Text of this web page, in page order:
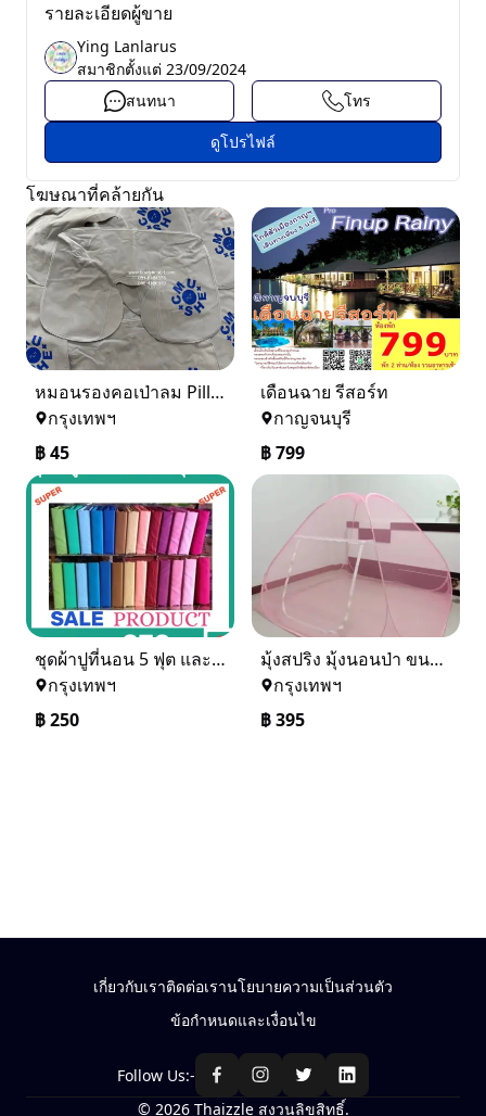
รายละเอียดผู้ขาย
Ying Lanlarus
สมาชิกตั้งแต่ 23/09/2024
สนทนา
โทร
ดูโปรไฟล์
โฆษณาที่คล้ายกัน
หมอนรองคอเป่าลม Pillow ผ้ากำมะหยี่ พร้อมสกรีนโลโก้ 0816484576
กรุงเทพฯ
฿45
เดือนฉาย รีสอร์ท
กาญจนบุรี
฿799
ชุดผ้าปูที่นอน 5 ฟุต และ 6 ฟุต ราคาเดียวจร้า สนใจรับไหมคะ
กรุงเทพฯ
฿250
มุ้งสปริง มุ้งนอนป่า ขนาด 7 ฟุต มีหลายสีจร้า สนใจทักนะ
กรุงเทพฯ
฿395
เกี่ยวกับเราติดต่อเรานโยบายความเป็นส่วนตัว
ข้อกำหนดและเงื่อนไข
Follow Us:-
© 2026 Thaizzle สงวนลิขสิทธิ์.